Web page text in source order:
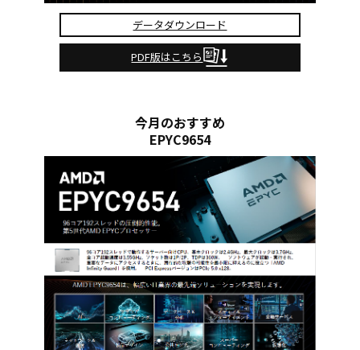
データダウンロード
PDF版はこちら
今月のおすすめ
EPYC9654